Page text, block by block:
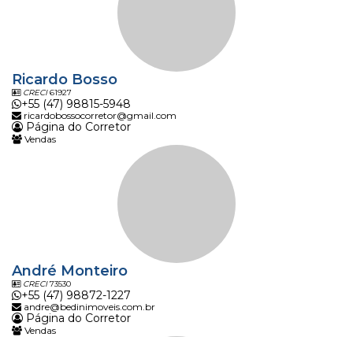
Ricardo Bosso
CRECI61927
+55 (47) 98815-5948
ricardobossocorretor@gmail.com
Página do Corretor
Vendas
André Monteiro
CRECI73530
+55 (47) 98872-1227
andre@bedinimoveis.com.br
Página do Corretor
Vendas